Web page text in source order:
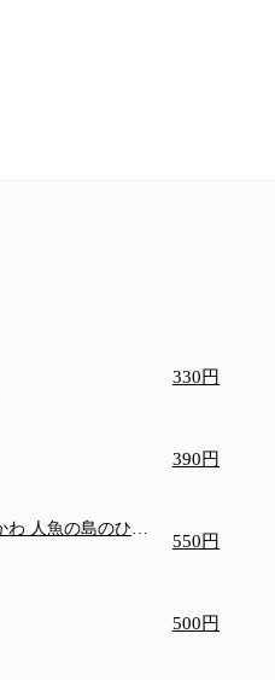
330円
390円
人魚の島のひみ
550円
500円